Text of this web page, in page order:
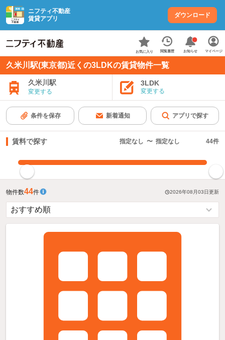
ニフティ不動産
賃貸アプリ
ダウンロード
お気に入り 閲覧履歴 お知らせ マイページ
久米川駅(東京都)近くの3LDKの賃貸物件一覧
久米川駅
変更する
3LDK
変更する
条件を保存 新着通知 アプリで探す
賃料で探す 指定なし 〜 指定なし 44件
物件数44件 2026年08月03日更新